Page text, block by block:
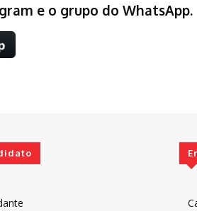
e o grupo do WhatsApp.